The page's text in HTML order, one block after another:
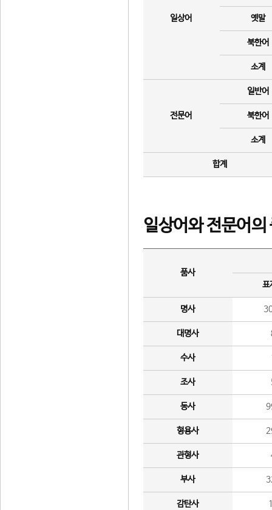
일상어 옛말
북한어
소계
전문어
일반어
북한어
소계
합계
일상어와 전문어의
품사
표
명사
대명사
수사
조사
동사
형용사
관형사
부사
감탄사